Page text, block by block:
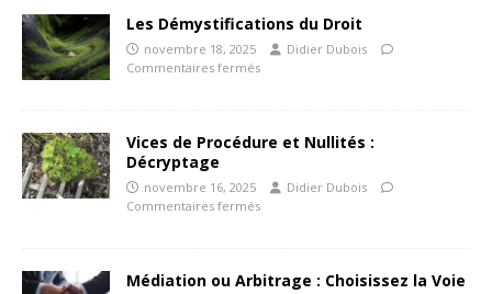
Les Démystifications du Droit
novembre 18, 2025
Didier Dubois
Commentaires fermés
Vices de Procédure et Nullités :
Décryptage
novembre 16, 2025
Didier Dubois
Commentaires fermés
Médiation ou Arbitrage : Choisissez la Voie